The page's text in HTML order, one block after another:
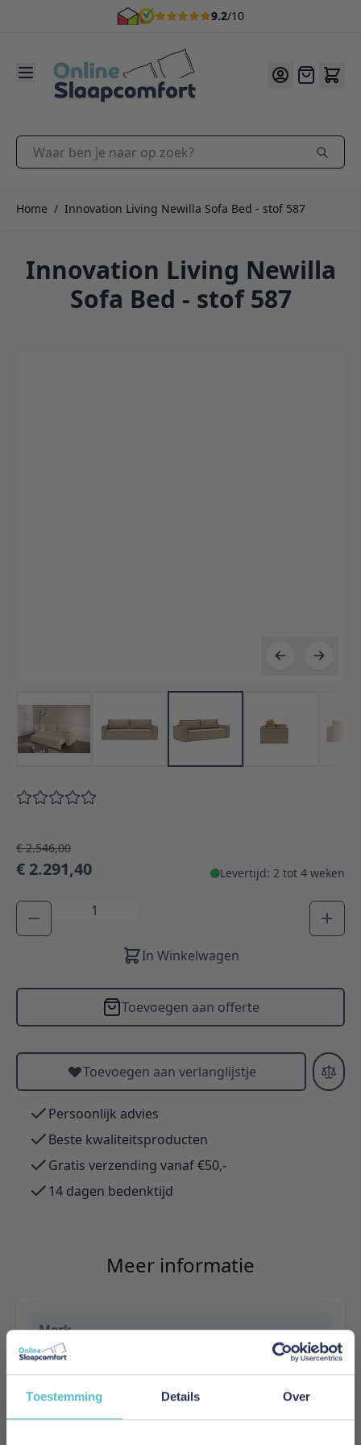
Toestemming Details Over
9.2/10
Offerte
Waar ben je naar op zoek?
Home / Innovation Living Newilla Sofa Bed - stof 587
Innovation Living Newilla
Sofa Bed - stof 587
€ 2.546,00
€ 2.291,40 Levertijd: 2 tot 4 weken
Aantal
In Winkelwagen
Toevoegen aan offerte
Toevoegen aan verlanglijstje
Persoonlijk advies
Beste kwaliteitsproducten
Gratis verzending vanaf €50,-
14 dagen bedenktijd
Meer informatie
Merk
Innovation Living
EAN